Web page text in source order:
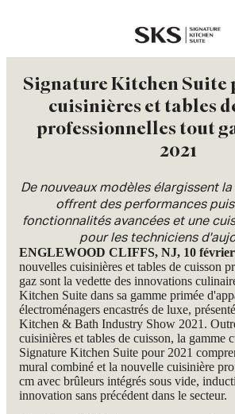
Signature Kitchen Suite
cuisinières et tables
professionnelles tout
2021
De nouveaux modèles élargissent
offrent des performances
fonctionnalités avancées et une
pour les techniciens
ENGLEWOOD CLIFFS, NJ, 10 février
nouvelles cuisinières et tables de cuisson
gaz sont la vedette des innovations
Kitchen Suite dans sa gamme primée
électroménagers encastrés de luxe,
Kitchen & Bath Industry Show 2021.
cuisinières et tables de cuisson, la gamme
Signature Kitchen Suite pour 2021
mural combiné et la nouvelle cuisinière
cm avec brûleurs intégrés sous vide,
innovation sans précédent dans le secteur.